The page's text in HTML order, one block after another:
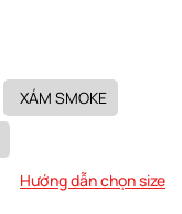
XÁM SMOKE
Hướng dẫn chọn size